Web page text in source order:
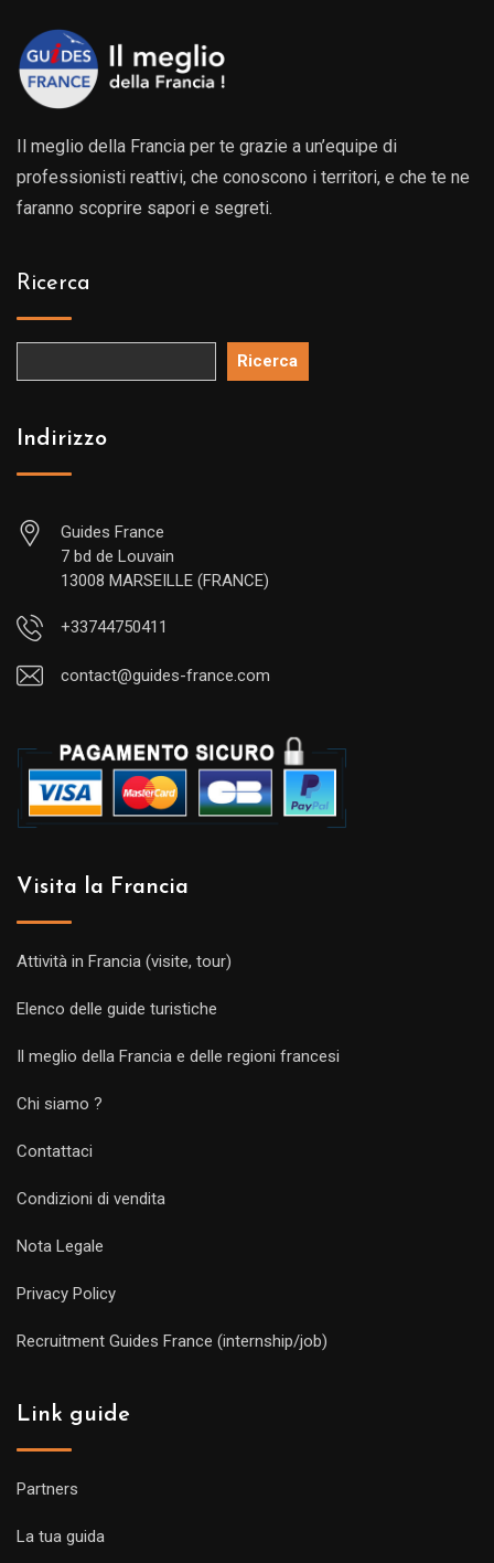
Il meglio della Francia per te grazie a un’equipe di
professionisti reattivi, che conoscono i territori, e che te ne
faranno scoprire sapori e segreti.
Ricerca
Ricerca
Indirizzo
Guides France
7 bd de Louvain
13008 MARSEILLE (FRANCE)
+33744750411
contact@guides-france.com
Visita la Francia
Attività in Francia (visite, tour)
Elenco delle guide turistiche
Il meglio della Francia e delle regioni francesi
Chi siamo ?
Contattaci
Condizioni di vendita
Nota Legale
Privacy Policy
Recruitment Guides France (internship/job)
Link guide
Partners
La tua guida